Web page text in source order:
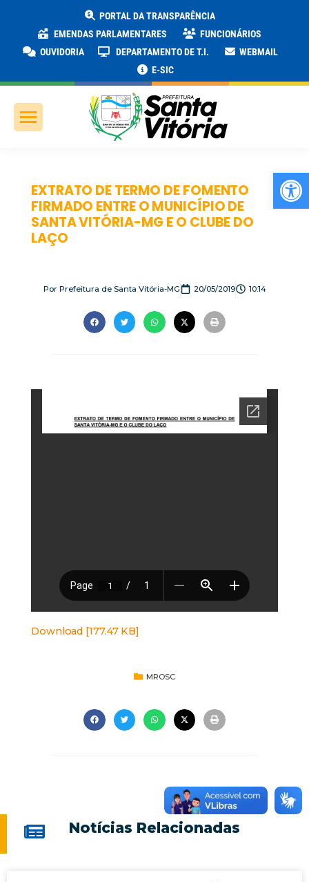
PORTAL DA TRANSPARÊNCIA
EMENDAS PARLAMENTARES
FUNCIONÁRIOS
OUVIDORIA
DEPARTAMENTO DE T.I.
WEBMAIL
E-SIC
EXTRATO DE TERMO DE FOMENTO
FIRMADO ENTRE O MUNICÍPIO DE
SANTA VITÓRIA-MG E O CLUBE DO
LAÇO
PorPrefeitura de Santa Vitória-MG 20/05/2019 10:14
Download [177.47 KB]
MROSC
Notícias Relacionadas